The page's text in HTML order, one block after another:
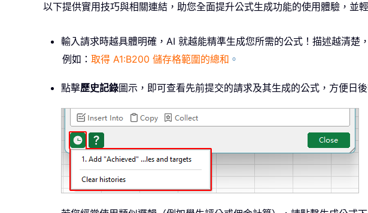
以下提供實用技巧與相關連結，助您全面提升公式生成功能的使用體驗，並
輸入請求時越具體明確，AI 就越能精準生成您所需的公式！描述越清楚
例如： 取得 A1:B200 儲存格範圍的總和 。
點擊歷史記錄圖示，即可查看先前提交的請求及其生成的公式，方便日